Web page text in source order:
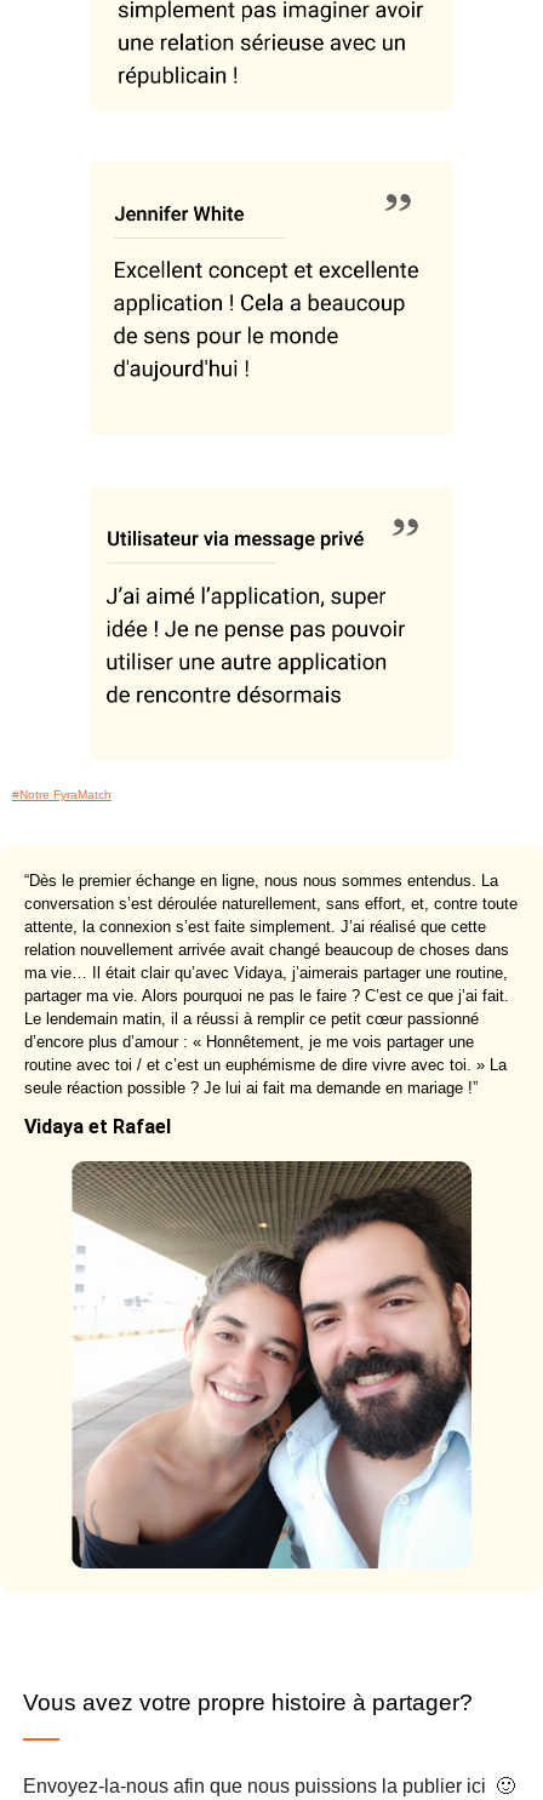
#Notre FyraMatch
“Dès le premier échange en ligne, nous nous sommes entendus. La
conversation s’est déroulée naturellement, sans effort, et, contre toute
attente, la connexion s’est faite simplement. J’ai réalisé que cette
relation nouvellement arrivée avait changé beaucoup de choses dans
ma vie… Il était clair qu’avec Vidaya, j’aimerais partager une routine,
partager ma vie. Alors pourquoi ne pas le faire ? C’est ce que j’ai fait.
Le lendemain matin, il a réussi à remplir ce petit cœur passionné
d’encore plus d’amour : « Honnêtement, je me vois partager une
routine avec toi / et c’est un euphémisme de dire vivre avec toi. » La
seule réaction possible ? Je lui ai fait ma demande en mariage !”
Vidaya et Rafael
Vous avez votre propre histoire à partager?
Envoyez-la-nous afin que nous puissions la publier ici 🙂